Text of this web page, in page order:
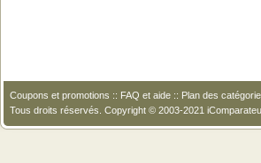
Coupons et promotions :: FAQ et aide :: Plan des
Tous droits réservés. Copyright © 2003-2021